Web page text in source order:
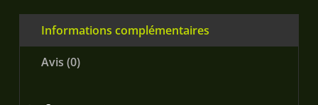
Informations complémentaires
Avis (0)